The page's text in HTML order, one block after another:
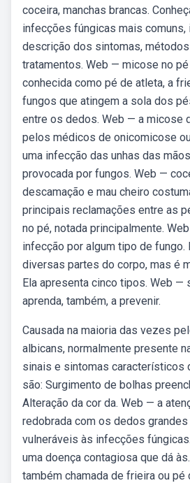
coceira, manchas brancas.
infecções fúngicas mais comuns,
descrição dos sintomas,
tratamentos. Web — micose no
conhecida como pé de atleta, a
fungos que atingem a sola dos
entre os dedos. Web — a micose
pelos médicos de onicomicose
uma infecção das unhas das
provocada por fungos. Web —
descamação e mau cheiro
principais reclamações entre as
no pé, notada principalmente.
infecção por algum tipo de fungo.
diversas partes do corpo, mas é
Ela apresenta cinco tipos. Web —
aprenda, também, a prevenir.
Causada na maioria das vezes
albicans, normalmente presente
sinais e sintomas característicos
são: Surgimento de bolhas
Alteração da cor da. Web — a
redobrada com os dedos
vulneráveis às infecções
uma doença contagiosa que dá
também chamada de frieira ou pé